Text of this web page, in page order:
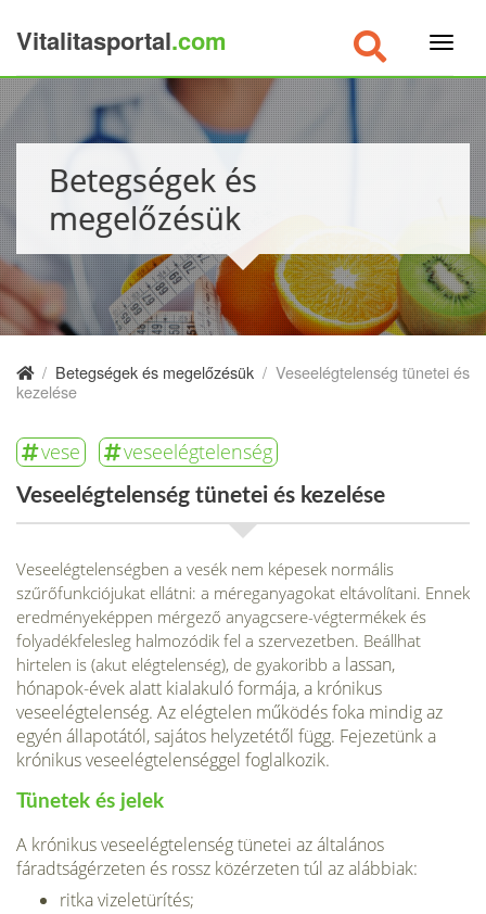
Vitalitasportal.com
Betegségek és
megelőzésük
/ Betegségek és megelőzésük / Veseelégtelenség tünetei és
kezelése
vese veseelégtelenség
Veseelégtelenség tünetei és kezelése
Veseelégtelenségben a vesék nem képesek nor­mális
szűrőfunkciójukat ellátni: a méreganya­gokat eltávolítani. Ennek
eredményeképpen mérgező anyagcsere-végtermékek és
folyadék­felesleg halmozódik fel a szervezetben. Beállhat
hirtelen is (akut elégtelenség), de gyakoribb a lassan,
hónapok-évek alatt kialakuló formája, a krónikus
veseelégtelenség. Az elégtelen műkö­dés foka mindig az
egyén állapotától, sajátos helyzetétől függ. Fejezetünk a
krónikus veseelégtelenséggel fog­lalkozik.
Tünetek és jelek
A krónikus veseelégtelenség tünetei az általános
fáradtságérzeten és rossz közérzeten túl az alábbiak:
ritka vizeletürítés;
×